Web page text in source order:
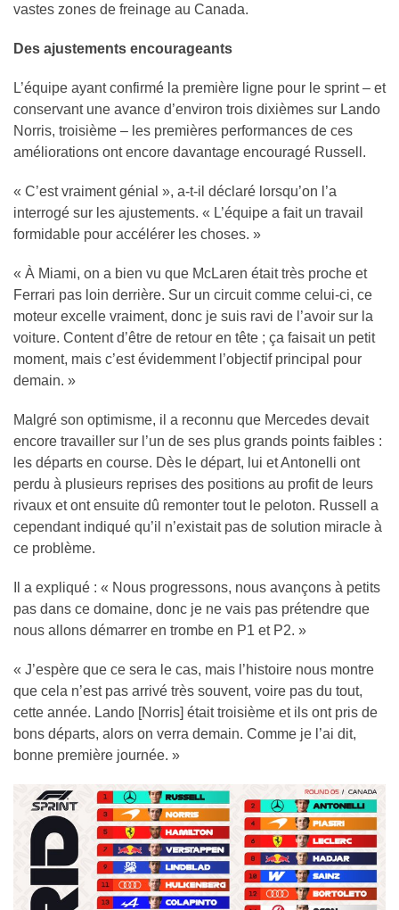
vastes zones de freinage au Canada.
Des ajustements encourageants
L’équipe ayant confirmé la première ligne pour le sprint – et
conservant une avance d’environ trois dixièmes sur Lando
Norris, troisième – les premières performances de ces
améliorations ont encore davantage encouragé Russell.
« C’est vraiment génial », a-t-il déclaré lorsqu’on l’a
interrogé sur les ajustements. « L’équipe a fait un travail
formidable pour accélérer les choses. »
« À Miami, on a bien vu que McLaren était très proche et
Ferrari pas loin derrière. Sur un circuit comme celui-ci, ce
moteur excelle vraiment, donc je suis ravi de l’avoir sur la
voiture. Content d’être de retour en tête ; ça faisait un petit
moment, mais c’est évidemment l’objectif principal pour
demain. »
Malgré son optimisme, il a reconnu que Mercedes devait
encore travailler sur l’un de ses plus grands points faibles :
les départs en course. Dès le départ, lui et Antonelli ont
perdu à plusieurs reprises des positions au profit de leurs
rivaux et ont ensuite dû remonter tout le peloton. Russell a
cependant indiqué qu’il n’existait pas de solution miracle à
ce problème.
Il a expliqué : « Nous progressons, nous avançons à petits
pas dans ce domaine, donc je ne vais pas prétendre que
nous allons démarrer en trombe en P1 et P2. »
« J’espère que ce sera le cas, mais l’histoire nous montre
que cela n’est pas arrivé très souvent, voire pas du tout,
cette année. Lando [Norris] était troisième et ils ont pris de
bons départs, alors on verra demain. Comme je l’ai dit,
bonne première journée. »